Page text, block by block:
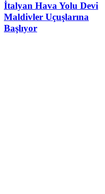
İtalyan Hava Yolu Devi
Maldivler Uçuşlarına
Başlıyor